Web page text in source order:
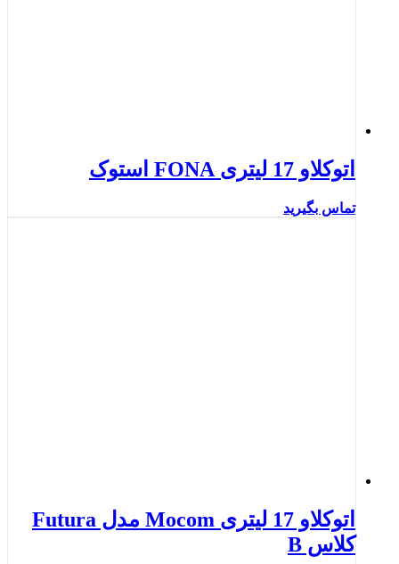
اتوکلاو 17 لیتری FONA استوک
تماس بگیرید
اتوکلاو 17 لیتری Mocom مدل Futura
کلاس B